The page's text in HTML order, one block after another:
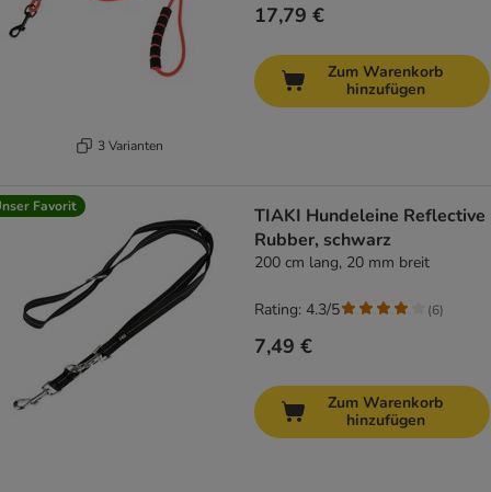
3 Varianten
17,79 €
Zum Warenkorb
hinzufügen
Favorit
TIAKI Hundeleine Reflective
Rubber, schwarz
200 cm lang, 20 mm breit
7,49 €
Rating: 4.3/5 (6)
Zum Warenkorb
hinzufügen